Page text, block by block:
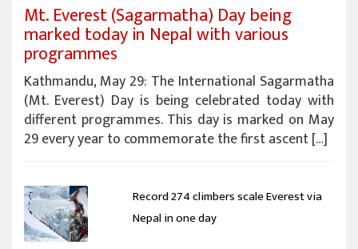
Mt. Everest (Sagarmatha) Day being
marked today in Nepal with various
programmes
Kathmandu, May 29: The International Sagarmatha
(Mt. Everest) Day is being celebrated today with
different programmes. This day is marked on May
29 every year to commemorate the first ascent […]
Record 274 climbers scale Everest via
Nepal in one day